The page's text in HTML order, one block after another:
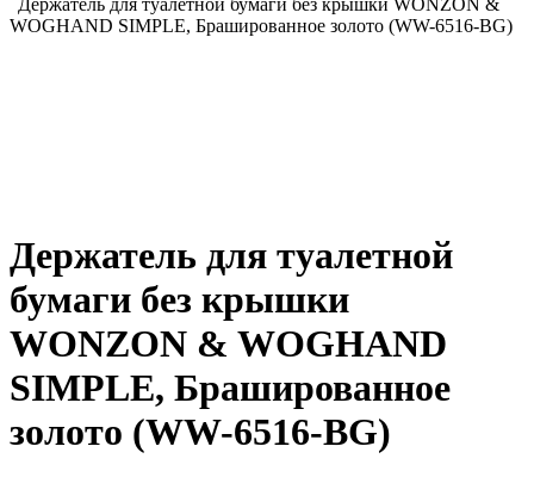
Держатель для туалетной бумаги без крышки WONZON &
WOGHAND SIMPLE, Брашированное золото (WW-6516-BG)
Держатель для туалетной
бумаги без крышки
WONZON & WOGHAND
SIMPLE, Брашированное
золото (WW-6516-BG)